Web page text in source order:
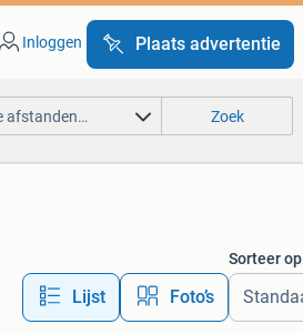
Inloggen Plaats advertentie
afstanden… Zoek
Lijst Foto’s
Sorteer op